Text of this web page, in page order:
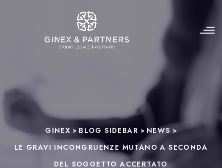
GINEX > BLOG SIDEBAR > NEWS >
LE GRAVI INCONGRUENZE MUTANO A SECONDA
DEL SOGGETTO ACCERTATO